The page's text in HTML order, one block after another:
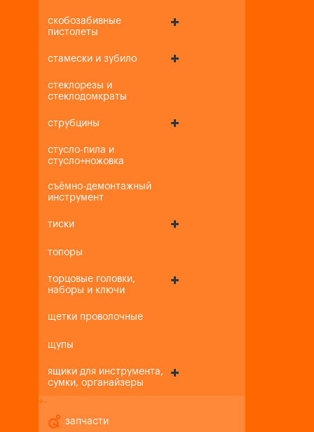
скобозабивные
пистолеты
стамески и зубило
стеклорезы и
стеклодомкраты
струбцины
стусло-пила и
стусло+ножовка
съёмно-демонтажный
инструмент
тиски
топоры
торцовые головки,
наборы и ключи
щетки проволочные
щупы
ящики для инструмента,
сумки, органайзеры
+-
запчасти